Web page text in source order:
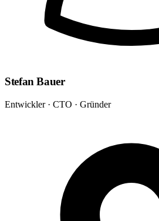
Stefan Bauer
Entwickler · CTO · Gründer